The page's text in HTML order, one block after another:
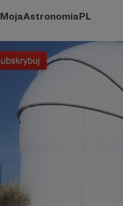
MojaAstronomiaPL